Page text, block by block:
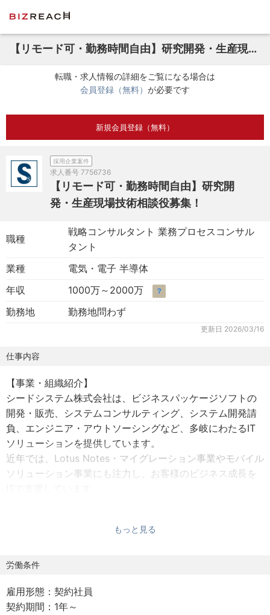
【リモード可・勤務時間自由】研究開発・生産現場技術相談役募集！
転職・求人情報の詳細をご覧になる場合は
会員登録（無料） が必要です
新規会員登録（無料）
採用企業案件
求人番号 7756736
【リモード可・勤務時間自由】研究開
発・生産現場技術相談役募集！
職種
戦略コンサルタント 業務プロセスコンサル
タント
業種
電気・電子 半導体
年収
1000万～2000万 ？
勤務地 勤務地問わず
更新日 2026/03/16
仕事内容
【事業・組織紹介】
シードシステム株式会社は、ビジネスパッケージソフトの
開発・販売、システムコンサルティング、システム開発請
負、エンジニア・アウトソーシングなど、多岐にわたるIT
ソリューションを提供しています。
近年では、Lotus Notes・マイグレーション事業やモバイル
ソリューション事業にも注力し、お客様のビジネス成長を
は、お客様からの高度な技術相談に対応するため、専門性
今回募集するポジションは、この成長分野において、当社
要な役割を担います。
もっと見る
労働条件
雇用形態：契約社員
契約期間：1年～